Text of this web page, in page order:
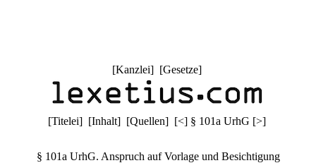
[Kanzlei] [Gesetze]
[Titelei] [Inhalt] [Quellen] [<] § 101a UrhG [>]
§ 101a UrhG. Anspruch auf Vorlage und Besichtigung